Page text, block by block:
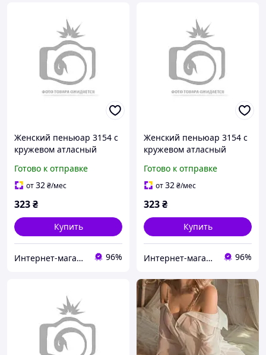
Женский пеньюар 3154 с
кружевом атласный
M
Готово к отправке
от32₴/мес
323₴
Купить
Интернет-магазин "Техно Волки" 96%
Женский пеньюар 3154 с
кружевом атласный
S
Готово к отправке
от32₴/мес
323₴
Купить
Интернет-магазин "Техно Волки" 96%